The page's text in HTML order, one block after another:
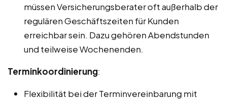
müssen Versicherungsberater oft außerhalb der
regulären Geschäftszeiten für Kunden
erreichbar sein. Dazu gehören Abendstunden
und teilweise Wochenenden.
Terminkoordinierung:
Flexibilität bei der Terminvereinbarung mit